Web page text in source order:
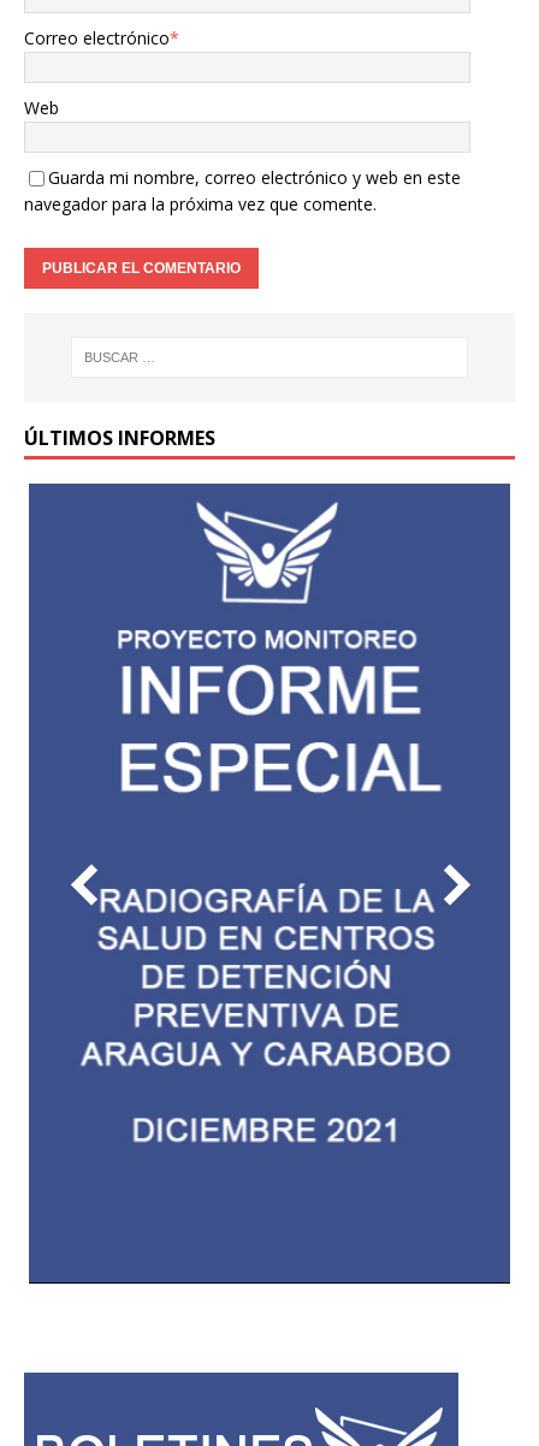
Correo electrónico*
Web
Guarda mi nombre, correo electrónico y web en este
navegador para la próxima vez que comente.
ÚLTIMOS INFORMES